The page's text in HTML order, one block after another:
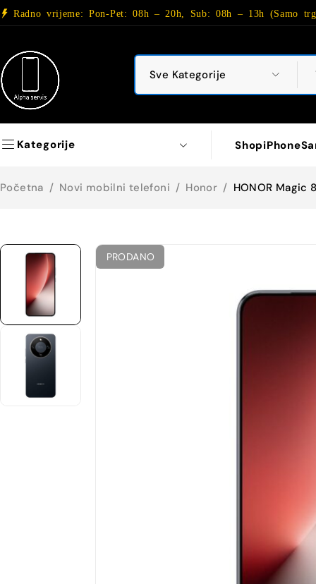
Radno vrijeme: Pon-Pet: 08h – 20h, Sub: 08h – 13h (Samo
Kategorije ShopiPhone
Početna / Novi mobilni telefoni / Honor / HONOR Magic
PRODANO